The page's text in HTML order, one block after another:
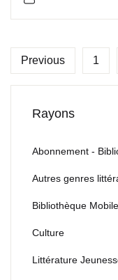
Previous 1
Rayons
Abonnement -
Autres genres
Bibliothèque Mobile
Culture
Littérature